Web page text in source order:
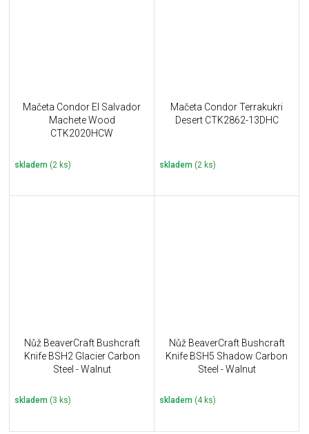
Mačeta Condor El Salvador
Machete Wood
CTK2020HCW
skladem (2 ks)
Mačeta Condor Terrakukri
Desert CTK2862-13DHC
skladem (2 ks)
Nůž BeaverCraft Bushcraft
Knife BSH2 Glacier Carbon
Steel - Walnut
skladem (3 ks)
Nůž BeaverCraft Bushcraft
Knife BSH5 Shadow Carbon
Steel - Walnut
skladem (4 ks)